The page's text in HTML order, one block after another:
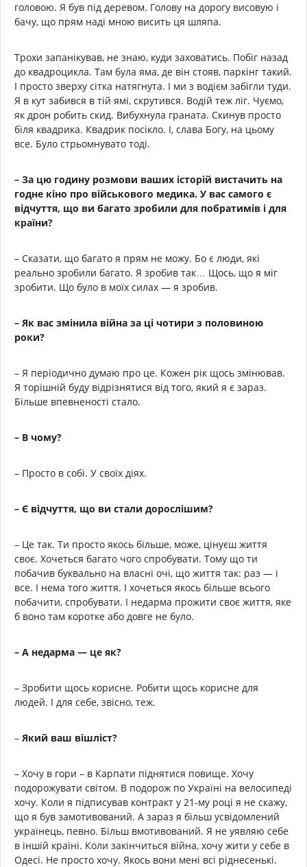
головою. Я був під деревом. Голову на дорогу висовую і
бачу, що прям наді мною висить ця шляпа.
Трохи запанікував, не знаю, куди заховатись. Побіг назад
до квадроцикла. Там була яма, де він стояв, паркінг такий.
І просто зверху сітка натягнута. І ми з водієм забігли туди.
Я в кут забився в тій ямі, скрутився. Водій теж ліг. Чуємо,
як дрон робить скид. Вибухнула граната. Скинув просто
біля квадрика. Квадрик посікло. І, слава Богу, на цьому
все. Було стрьомнувато тоді.
– За цю годину розмови ваших історій вистачить на
годне кіно про військового медика. У вас самого є
відчуття, що ви багато зробили для побратимів і для
країни?
– Сказати, що багато я прям не можу. Бо є люди, які
реально зробили багато. Я зробив так… Щось, що я міг
зробити. Що було в моїх силах — я зробив.
– Як вас змінила війна за ці чотири з половиною
роки?
– Я періодично думаю про це. Кожен рік щось змінював.
Я торішній буду відрізнятися від того, який я є зараз.
Більше впевненості стало.
– В чому?
– Просто в собі. У своїх діях.
– Є відчуття, що ви стали дорослішим?
– Це так. Ти просто якось більше, може, цінуєш життя
своє. Хочеться багато чого спробувати. Тому що ти
побачив буквально на власні очі, що життя так: раз — і
все. І нема того життя. І хочеться якось більше всього
побачити, спробувати. І недарма прожити своє життя, яке
б воно там коротке або довге не було.
– А недарма — це як?
– Зробити щось корисне. Робити щось корисне для
людей. І для себе, звісно, теж.
– Який ваш вішліст?
– Хочу в гори – в Карпати піднятися повище. Хочу
подорожувати світом. В подорож по Україні на велосипеді
хочу. Коли я підписував контракт у 21-му році я не скажу,
що я був замотивований. А зараз я більш усвідомлений
українець, певно. Більш вмотивований. Я не уявляю себе
в іншій країні. Коли закінчиться війна, хочу жити у себе в
Одесі. Не просто хочу. Якось вони мені всі ріднесенькі.